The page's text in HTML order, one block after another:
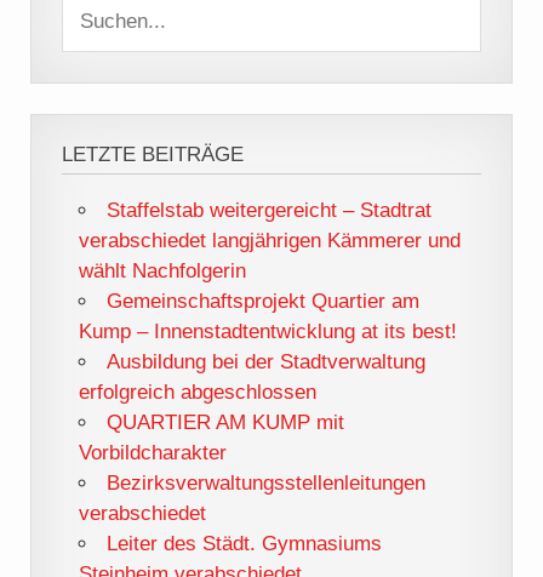
LETZTE BEITRÄGE
Staffelstab weitergereicht – Stadtrat
verabschiedet langjährigen Kämmerer und
wählt Nachfolgerin
Gemeinschaftsprojekt Quartier am
Kump – Innenstadtentwicklung at its best!
Ausbildung bei der Stadtverwaltung
erfolgreich abgeschlossen
QUARTIER AM KUMP mit
Vorbildcharakter
Bezirksverwaltungsstellenleitungen
verabschiedet
Leiter des Städt. Gymnasiums